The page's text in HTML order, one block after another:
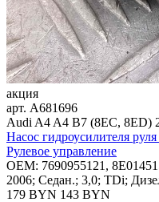
акция
арт. A681696
Audi A4 A4 B7 (8EC, 8ED)
Насос гидроусилителя
Рулевое управление
OEM: 7690955121,
2006; Седан.; 3,0; TDi;
179 BYN 143 BYN